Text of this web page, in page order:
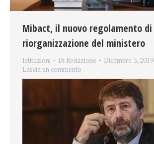
Mibact, il nuovo regolamento di
riorganizzazione del ministero
Istituzioni Di Redazione
Dicembre 3, 2019
Lascia un commento